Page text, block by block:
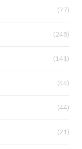
(77)
(248)
(141)
(44)
(44)
(21)